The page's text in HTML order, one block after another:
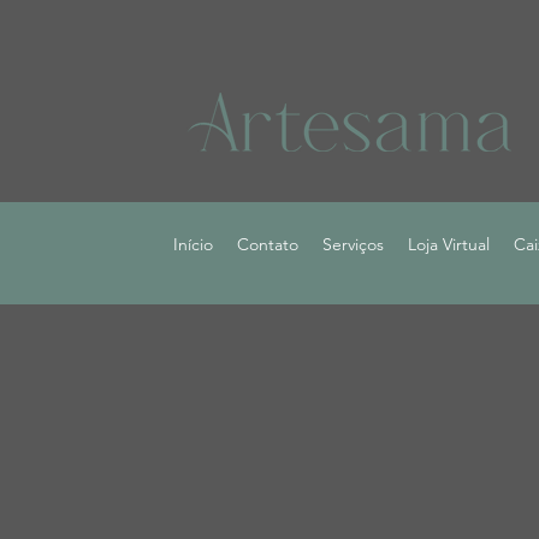
Início Contato Serviços Loja Virtual